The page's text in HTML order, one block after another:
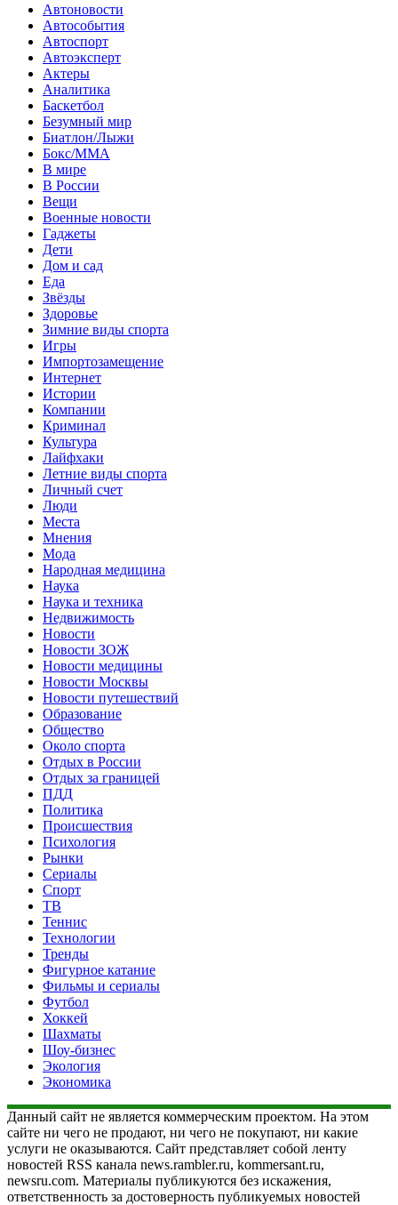
Автоновости
Автособытия
Автоспорт
Автоэксперт
Актеры
Аналитика
Баскетбол
Безумный мир
Биатлон/Лыжи
Бокс/MMA
В мире
В России
Вещи
Военные новости
Гаджеты
Дети
Дом и сад
Еда
Звёзды
Здоровье
Зимние виды спорта
Игры
Импортозамещение
Интернет
Истории
Компании
Криминал
Культура
Лайфхаки
Летние виды спорта
Личный счет
Люди
Места
Мнения
Мода
Народная медицина
Наука
Наука и техника
Недвижимость
Новости
Новости ЗОЖ
Новости медицины
Новости Москвы
Новости путешествий
Образование
Общество
Около спорта
Отдых в России
Отдых за границей
ПДД
Политика
Происшествия
Психология
Рынки
Сериалы
Спорт
ТВ
Теннис
Технологии
Тренды
Фигурное катание
Фильмы и сериалы
Футбол
Хоккей
Шахматы
Шоу-бизнес
Экология
Экономика
Данный сайт не является коммерческим проектом. На этом
сайте ни чего не продают, ни чего не покупают, ни какие
услуги не оказываются. Сайт представляет собой ленту
новостей RSS канала news.rambler.ru, kommersant.ru,
newsru.com. Материалы публикуются без искажения,
ответственность за достоверность публикуемых новостей